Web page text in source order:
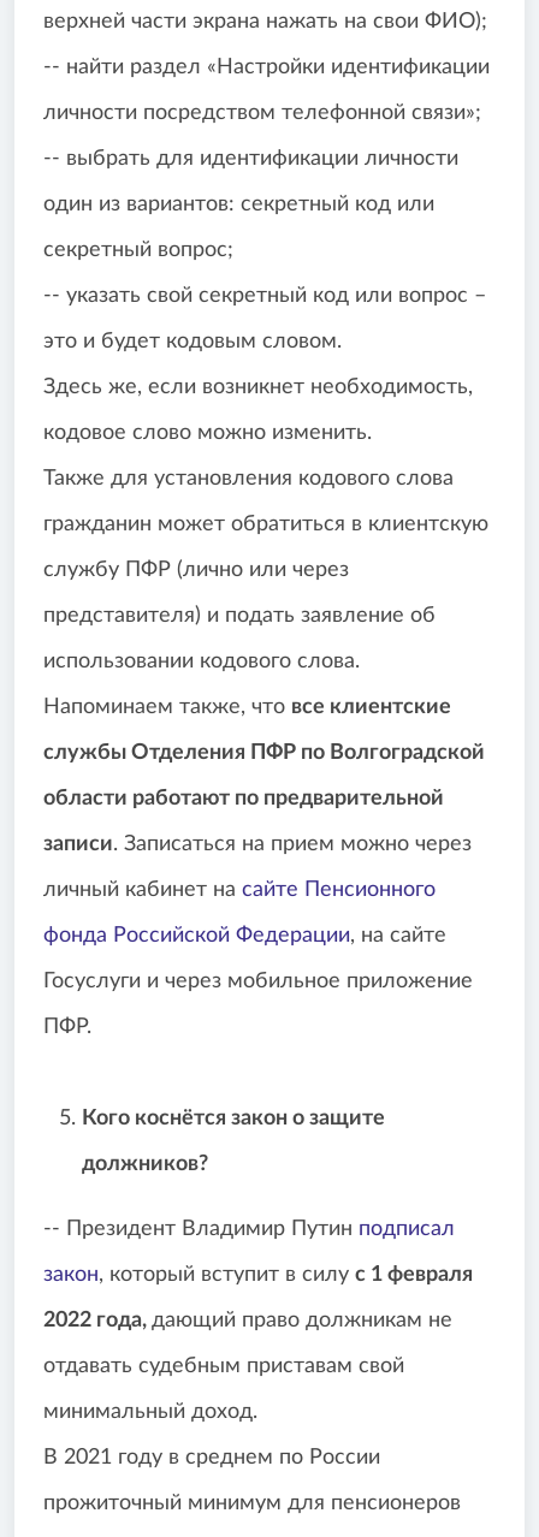
верхней части экрана нажать на свои ФИО);
-- найти раздел «Настройки идентификации
личности посредством телефонной связи»;
-- выбрать для идентификации личности
один из вариантов: секретный код или
секретный вопрос;
-- указать свой секретный код или вопрос –
это и будет кодовым словом.
Здесь же, если возникнет необходимость,
кодовое слово можно изменить.
Также для установления кодового слова
гражданин может обратиться в клиентскую
службу ПФР (лично или через
представителя) и подать заявление об
использовании кодового слова.
Напоминаем также, что все клиентские
службы Отделения ПФР по Волгоградской
области работают по предварительной
записи. Записаться на прием можно через
личный кабинет на сайте Пенсионного
фонда Российской Федерации, на сайте
Госуслуги и через мобильное приложение
ПФР.
Кого коснётся закон о защите
должников?
-- Президент Владимир Путин подписал
закон, который вступит в силу с 1 февраля
2022 года, дающий право должникам не
отдавать судебным приставам свой
минимальный доход.
В 2021 году в среднем по России
прожиточный минимум для пенсионеров